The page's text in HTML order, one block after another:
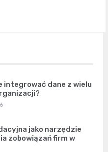
integrować dane z wielu
jako narzędzie
zobowiązań firm w